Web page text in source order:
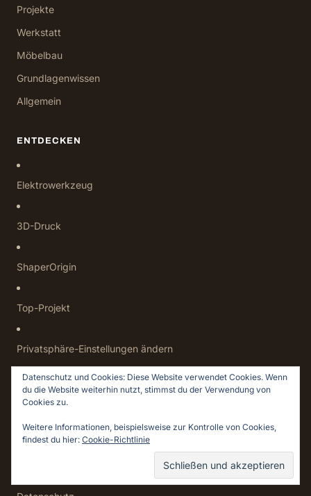
Datenschutz und Cookies: Diese Website verwendet Cookies. Wenn
du die Website weiterhin nutzt, stimmst du der Verwendung von
Cookies zu.
Weitere Informationen, beispielsweise zur Kontrolle von Cookies,
findest du hier: Cookie-Richtlinie
Projekte
Werkstatt
Möbelbau
Grundlagenwissen
Allgemein
ENTDECKEN
Elektrowerkzeug
3D-Druck
ShaperOrigin
Top-Projekt
Privatsphäre-Einstellungen ändern
Historie der Privatsphäre-Einstellungen
Einwilligungen widerrufen